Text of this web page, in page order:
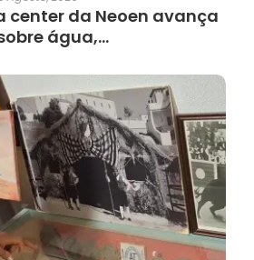
center da Neoen avança
água,…